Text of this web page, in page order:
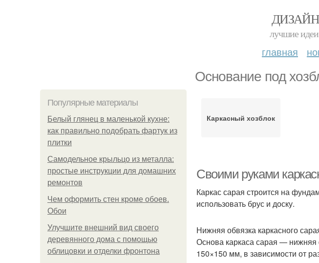
лучшие
главная
Основание под
Популярные материалы
Белый глянец в маленькой кухне:
как правильно подобрать фартук из
плитки
Самодельное крыльцо из металла:
простые инструкции для домашних
ремонтов
Чем оформить стен кроме обоев.
Обои
Улучшите внешний вид своего
деревянного дома с помощью
облицовки и отделки фронтона
Каркасный хозблок
Своими руками
Каркас сарая строится на
использовать брус и доску.
Нижняя обвязка каркасного
Основа каркаса сарая — нижняя
150×150 мм, в зависимости от